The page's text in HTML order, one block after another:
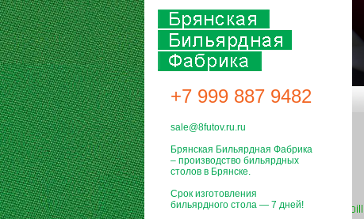
+7 999 887 9482
sale@8futov.ru.ru
Брянская Бильярдная Фабрика
– производство бильярдных
столов в Брянске.
Срок изготовления
бильярдного стола — 7 дней!